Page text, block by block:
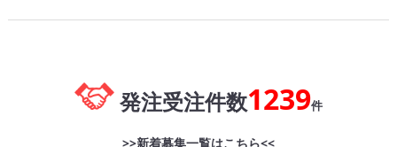
発注受注件数1239件
>>新着募集一覧はこちら<<